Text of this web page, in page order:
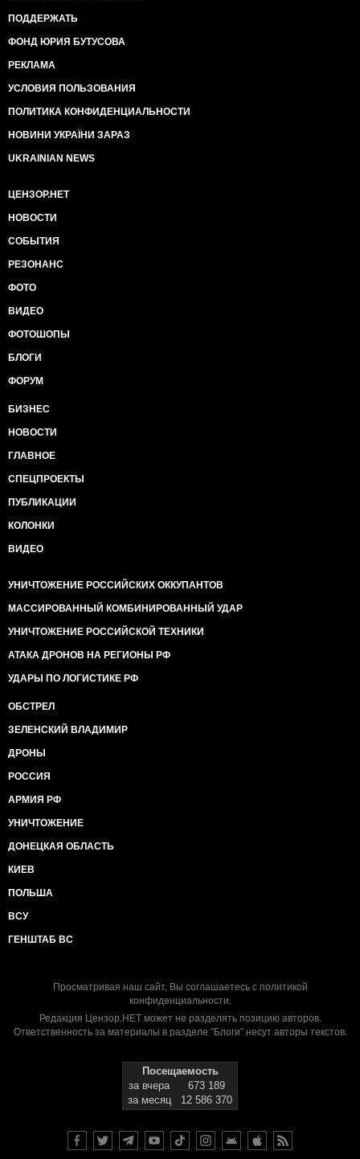
ПОДДЕРЖАТЬ
ФОНД ЮРИЯ БУТУСОВА
РЕКЛАМА
УСЛОВИЯ ПОЛЬЗОВАНИЯ
ПОЛИТИКА КОНФИДЕНЦИАЛЬНОСТИ
НОВИНИ УКРАЇНИ ЗАРАЗ
UKRAINIAN NEWS
ЦЕНЗОР.НЕТ
НОВОСТИ
СОБЫТИЯ
РЕЗОНАНС
ФОТО
ВИДЕО
ФОТОШОПЫ
БЛОГИ
ФОРУМ
БИЗНЕС
НОВОСТИ
ГЛАВНОЕ
СПЕЦПРОЕКТЫ
ПУБЛИКАЦИИ
КОЛОНКИ
ВИДЕО
УНИЧТОЖЕНИЕ РОССИЙСКИХ ОККУПАНТОВ
МАССИРОВАННЫЙ КОМБИНИРОВАННЫЙ УДАР
УНИЧТОЖЕНИЕ РОССИЙСКОЙ ТЕХНИКИ
АТАКА ДРОНОВ НА РЕГИОНЫ РФ
УДАРЫ ПО ЛОГИСТИКЕ РФ
ОБСТРЕЛ
ЗЕЛЕНСКИЙ ВЛАДИМИР
ДРОНЫ
РОССИЯ
АРМИЯ РФ
УНИЧТОЖЕНИЕ
ДОНЕЦКАЯ ОБЛАСТЬ
КИЕВ
ПОЛЬША
ВСУ
ГЕНШТАБ ВС
Просматривая наш сайт, Вы соглашаетесь с политикой
конфиденциальности.
Редакция Цензор.НЕТ может не разделять позицию авторов.
Ответственность за материалы в разделе "Блоги" несут авторы текстов.
Посещаемость
за вчера
673 189
за месяц
12 586 370